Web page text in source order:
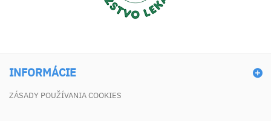
INFORMÁCIE
ZÁSADY POUŽÍVANIA COOKIES